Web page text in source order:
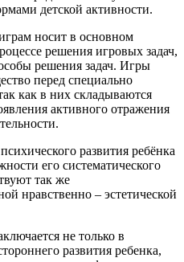
детской активности.
носит в основном
решения игровых задач,
решения задач. Игры
перед специально
как в них складываются
активного отражения
развития ребёнка
его систематического
так же
нравственно – эстетической
не только в
развития ребенка,